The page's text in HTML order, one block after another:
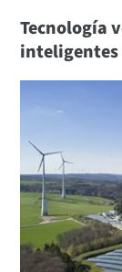
Tecnología
inteligentes